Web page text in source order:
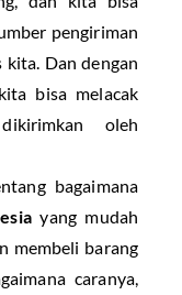
pengiriman
kita. Dan dengan
bisa melacak
oleh
bagaimana
yang mudah
membeli barang
caranya,